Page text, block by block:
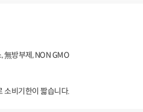
無방부제, NON GMO
소비기한이 짧습니다.